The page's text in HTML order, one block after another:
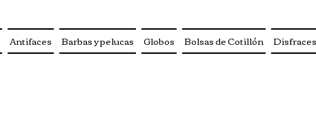
Antifaces Barbas y pelucas Globos Bolsas de Cotillón Disfraces